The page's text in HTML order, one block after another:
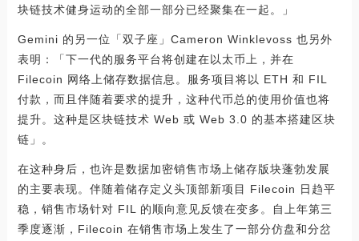
块链技术健身运动的全部一部分已经聚集在一起。」
Gemini 的另一位「双子座」Cameron Winklevoss 也另外
表明：「下一代的服务平台将创建在以太币上，并在
Filecoin 网络上储存数据信息。服务项目将以 ETH 和 FIL
付款，而且伴随着要求的提升，这种代币总的使用价值也将
提升。这种是区块链技术 Web 或 Web 3.0 的基本搭建区块
链」。
在这种身后，也许是数据加密销售市场上储存版块蓬勃发展
的主要表现。伴随着储存定义头顶部新项目 Filecoin 日趋平
稳，销售市场针对 FIL 的顺向意见反馈在变多。自上年第三
季度逐渐，Filecoin 在销售市场上发生了一部分仿盘和分岔